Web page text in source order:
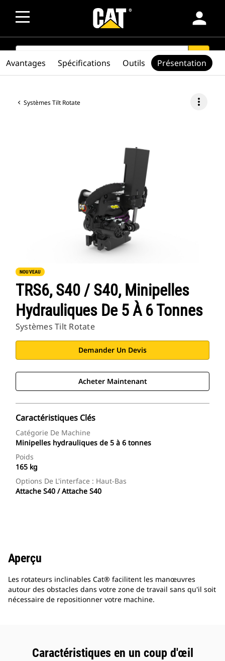
person
SEARCH search
Systèmes Tilt Rotate more_vert
NOUVEAU
TRS6, S40 / S40, Minipelles
Hydrauliques De 5 À 6 Tonnes
Systèmes Tilt Rotate
Demander Un Devis
Acheter Maintenant
Caractéristiques Clés
Catégorie De Machine
Minipelles hydrauliques de 5 à 6 tonnes
Poids
165 kg
Options De L'interface : Haut-Bas
Attache S40 / Attache S40
Avantages Spécifications Outils Présentation
Aperçu
Les rotateurs inclinables Cat® facilitent les manœuvres
autour des obstacles dans votre zone de travail sans qu'il soit
nécessaire de repositionner votre machine.
Caractéristiques en un coup d'œil